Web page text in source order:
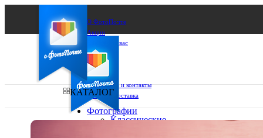
О ФотоПочте
Акции
Сделаем за вас
Бизнесу
FAQ
Франшиза
Поддержка и контакты
Оплата и доставка
КАТАЛОГ
Фотографии
Классические